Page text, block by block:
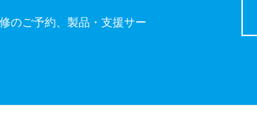
のご予約、製品・支援サー